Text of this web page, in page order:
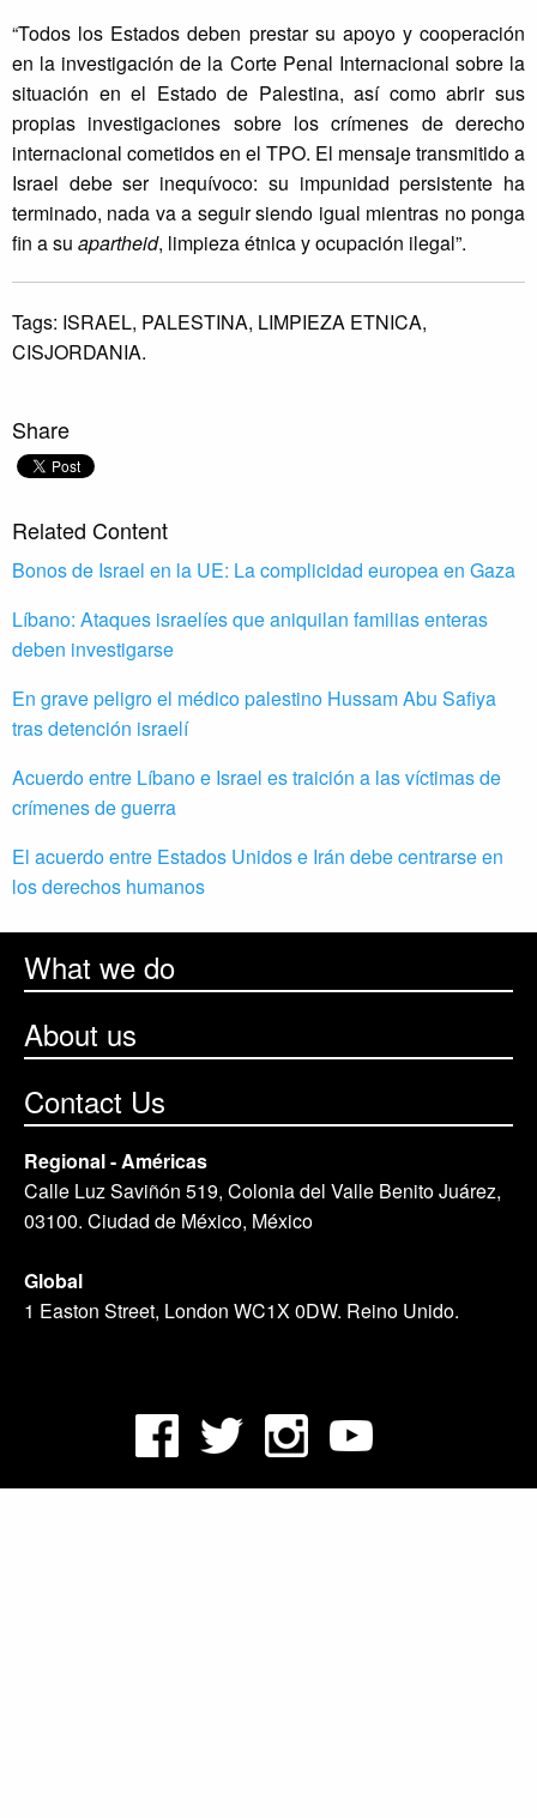
“Todos los Estados deben prestar su apoyo y cooperación
en la investigación de la Corte Penal Internacional sobre la
situación en el Estado de Palestina, así como abrir sus
propias investigaciones sobre los crímenes de derecho
internacional cometidos en el TPO. El mensaje transmitido a
Israel debe ser inequívoco: su impunidad persistente ha
terminado, nada va a seguir siendo igual mientras no ponga
fin a su apartheid, limpieza étnica y ocupación ilegal”.
Tags: ISRAEL, PALESTINA, LIMPIEZA ETNICA,
CISJORDANIA.
Share
Related Content
Bonos de Israel en la UE: La complicidad europea en Gaza
Líbano: Ataques israelíes que aniquilan familias enteras
deben investigarse
En grave peligro el médico palestino Hussam Abu Safiya
tras detención israelí
Acuerdo entre Líbano e Israel es traición a las víctimas de
crímenes de guerra
El acuerdo entre Estados Unidos e Irán debe centrarse en
los derechos humanos
What we do
About us
Contact Us
Regional - Américas
Calle Luz Saviñón 519, Colonia del Valle Benito Juárez,
03100. Ciudad de México, México
Global
1 Easton Street, London WC1X 0DW. Reino Unido.